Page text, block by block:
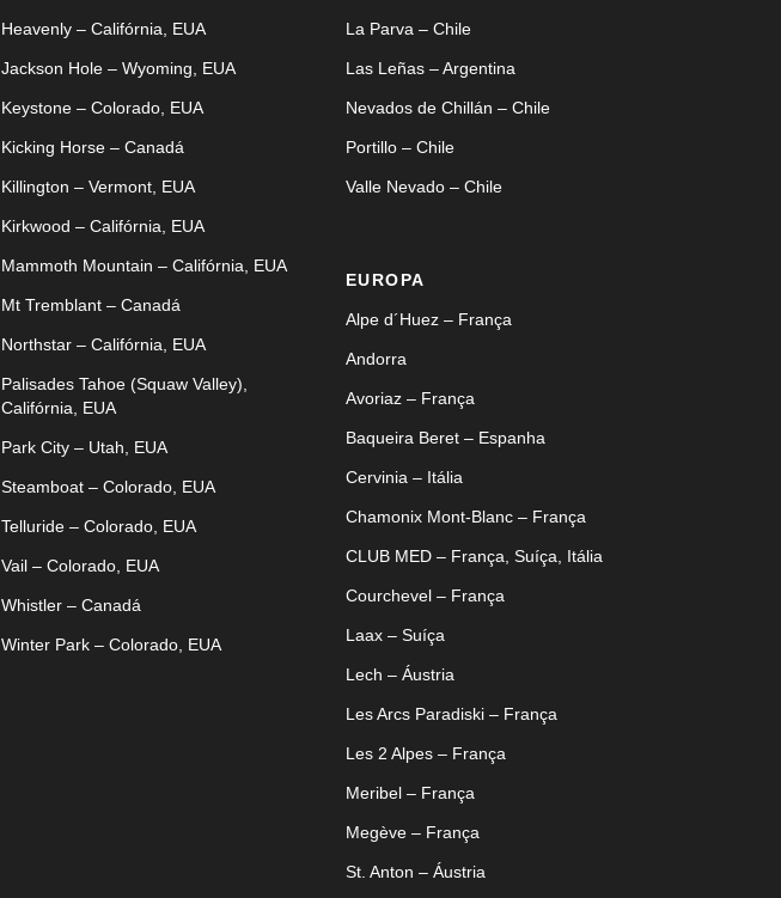
Heavenly – Califórnia, EUA
Jackson Hole – Wyoming, EUA
Keystone – Colorado, EUA
Kicking Horse – Canadá
Killington – Vermont, EUA
Kirkwood – Califórnia, EUA
Mammoth Mountain – Califórnia, EUA
Mt Tremblant – Canadá
Northstar – Califórnia, EUA
Palisades Tahoe (Squaw Valley),
Califórnia, EUA
Park City – Utah, EUA
Steamboat – Colorado, EUA
Telluride – Colorado, EUA
Vail – Colorado, EUA
Whistler – Canadá
Winter Park – Colorado, EUA
La Parva – Chile
Las Leñas – Argentina
Nevados de Chillán – Chile
Portillo – Chile
Valle Nevado – Chile
EUROPA
Alpe d´Huez – França
Andorra
Avoriaz – França
Baqueira Beret – Espanha
Cervinia – Itália
Chamonix Mont-Blanc – França
CLUB MED – França, Suíça, Itália
Courchevel – França
Laax – Suíça
Lech – Áustria
Les Arcs Paradiski – França
Les 2 Alpes – França
Meribel – França
Megève – França
St. Anton – Áustria